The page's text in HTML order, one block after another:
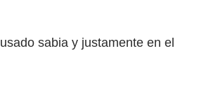
sabia y justamente en el